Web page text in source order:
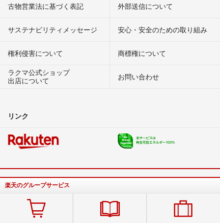
古物営業法に基づく表記 外部送信について
サステナビリティメッセージ 安心・安全のための取り組み
権利侵害について
商標権について
ラクマ公式ショップ
出店について
お問い合わせ
リンク
楽天のグループサービス